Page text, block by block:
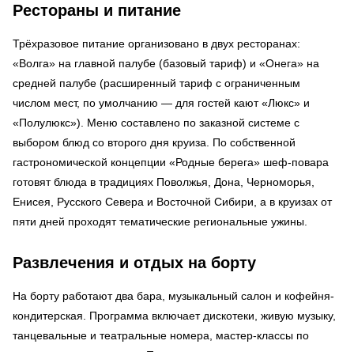
Рестораны и питание
Трёхразовое питание организовано в двух ресторанах:
«Волга» на главной палубе (базовый тариф) и «Онега» на
средней палубе (расширенный тариф с ограниченным
числом мест, по умолчанию — для гостей кают «Люкс» и
«Полулюкс»). Меню составлено по заказной системе с
выбором блюд со второго дня круиза. По собственной
гастрономической концепции «Родные берега» шеф-повара
готовят блюда в традициях Поволжья, Дона, Черноморья,
Енисея, Русского Севера и Восточной Сибири, а в круизах от
пяти дней проходят тематические региональные ужины.
Развлечения и отдых на борту
На борту работают два бара, музыкальный салон и кофейня-
кондитерская. Программа включает дискотеки, живую музыку,
танцевальные и театральные номера, мастер-классы по